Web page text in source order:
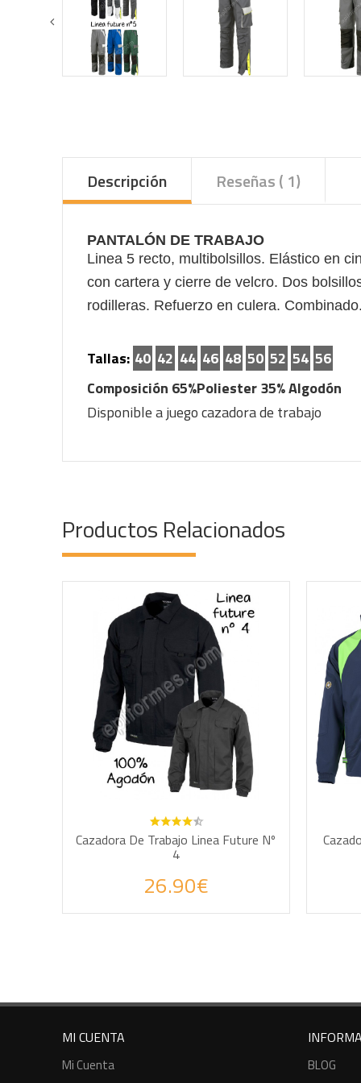
Descripción Reseñas ( 1)
PANTALÓN DE TRABAJO
Linea 5 recto, multibolsillos. Elástico en
con cartera y cierre de velcro. Dos
rodilleras. Refuerzo en culera.
Tallas: 40 42 44 46 48 50 52 54 56
Composición 65%Poliester 35% Algodón
Disponible a juego cazadora de trabajo
Productos Relacionados
Cazadora De Trabajo Linea Future Nº
4
26.90€
AÑADIR A LA CESTA
Haz tus consultas por WhatsApp
MI CUENTA
Mi Cuenta
BLOG